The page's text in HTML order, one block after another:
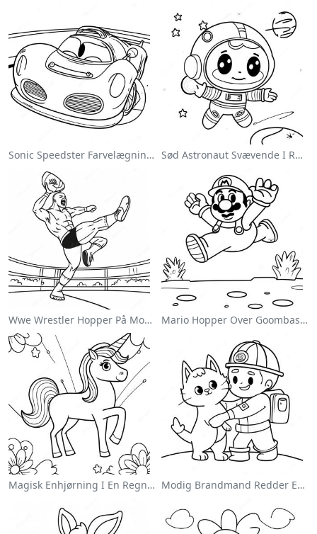
Sonic Speedster Farvelægningsside Sød Astronaut Svævende I Rummet Farvelægningsside
Wwe Wrestler Hopper På Modstander Farvelægningsside Mario Hopper Over Goombas Farvelægningsside
Magisk Enhjørning I En Regnbue Farvelægningsside Modig Brandmand Redder En Kat Farvelægningsside